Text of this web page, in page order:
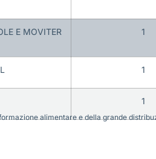
E MOVITER
1
1
1
alimentare e della grande